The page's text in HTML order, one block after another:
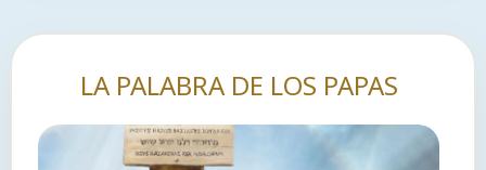
LA PALABRA DE LOS PAPAS